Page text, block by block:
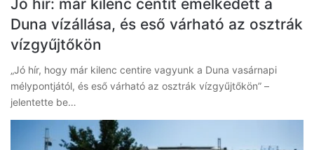
Jó hír: már kilenc centit emelkedett a
Duna vízállása, és eső várható az osztrák
vízgyűjtőkön
„Jó hír, hogy már kilenc centire vagyunk a Duna vasárnapi
mélypontjától, és eső várható az osztrák vízgyűjtőkön” –
jelentette be…